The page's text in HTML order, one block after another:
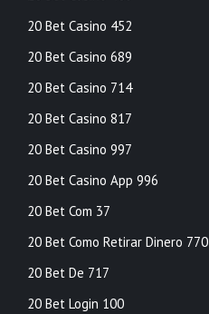
20 Bet Casino 452
20 Bet Casino 689
20 Bet Casino 714
20 Bet Casino 817
20 Bet Casino 997
20 Bet Casino App 996
20 Bet Com 37
20 Bet Como Retirar Dinero 770
20 Bet De 717
20 Bet Login 100